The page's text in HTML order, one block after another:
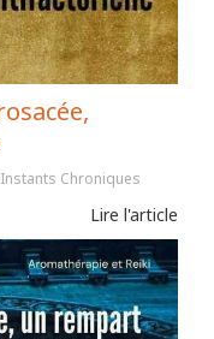
Chroniques
Lire l'article